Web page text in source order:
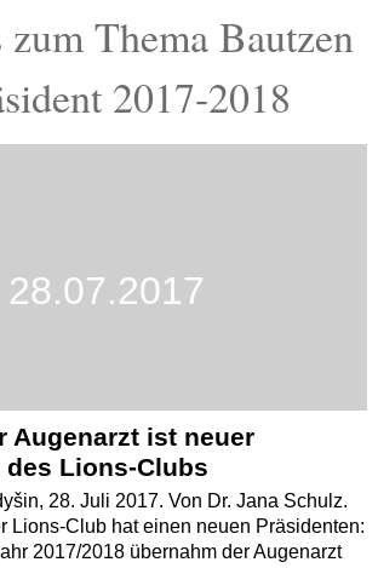
Thema Bautzen
2017-2018
28.07.2017
Augenarzt ist neuer
des Lions-Clubs
28. Juli 2017. Von Dr. Jana Schulz.
Lions-Club hat einen neuen Präsidenten:
2017/2018 übernahm der Augenarzt